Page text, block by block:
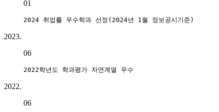
01
2024 취업률 우수학과 선정(2024년 1월 정보공시기준)
2023.
06
2022학년도 학과평가 자연계열 우수
2022.
06